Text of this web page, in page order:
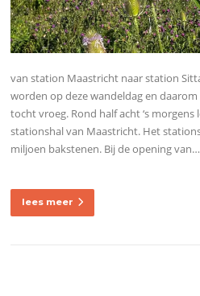
van station Maastricht naar station
worden op deze wandeldag en
tocht vroeg. Rond half acht ‘s
stationshal van Maastricht. Het
miljoen bakstenen. Bij de opening van…
lees meer